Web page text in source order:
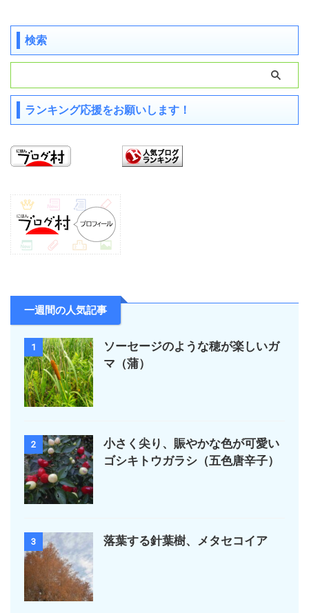
検索
ランキング応援をお願いします！
一週間の人気記事
1
ソーセージのような穂が楽しいガ
マ（蒲）
2
小さく尖り、賑やかな色が可愛い
ゴシキトウガラシ（五色唐辛子）
3 落葉する針葉樹、メタセコイア